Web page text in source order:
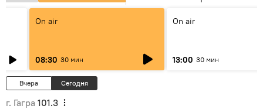
On air
08:30 30 мин
On air
13:00 30 мин
Вчера Сегодня
г. Гагра 101.3